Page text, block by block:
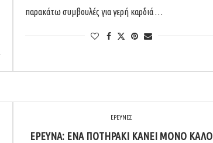
παρακάτω συμβουλές για γερή καρδιά …
ΕΡΕΥΝΕΣ
ΈΡΕΥΝΑ: ΈΝΑ ΠΟΤΗΡΆΚΙ ΚΆΝΕΙ ΜΌΝΟ ΚΑΛΌ